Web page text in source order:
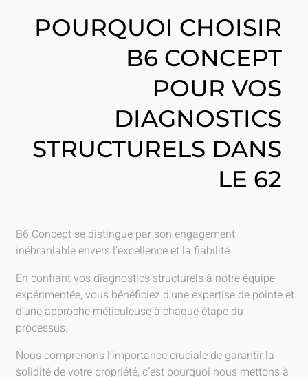
POURQUOI CHOISIR
B6 CONCEPT
POUR VOS
DIAGNOSTICS
STRUCTURELS DANS
LE 62
B6 Concept se distingue par son engagement
inébranlable envers l’excellence et la fiabilité.
En confiant vos diagnostics structurels à notre équipe
expérimentée, vous bénéficiez d’une expertise de pointe et
d’une approche méticuleuse à chaque étape du
processus.
Nous comprenons l’importance cruciale de garantir la
solidité de votre propriété, c’est pourquoi nous mettons à